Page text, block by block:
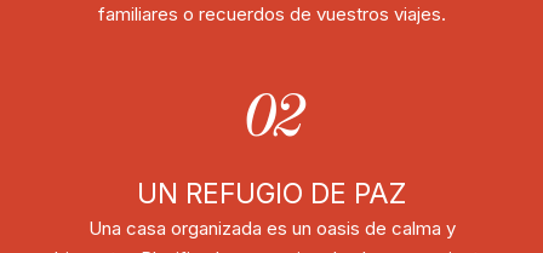
familiares o recuerdos de vuestros viajes.
02
UN REFUGIO DE PAZ
Una casa organizada es un oasis de calma y